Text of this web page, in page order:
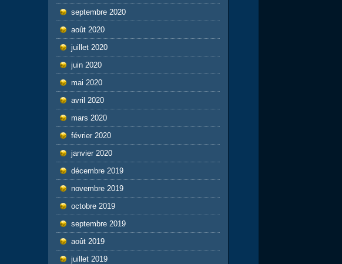
septembre 2020
août 2020
juillet 2020
juin 2020
mai 2020
avril 2020
mars 2020
février 2020
janvier 2020
décembre 2019
novembre 2019
octobre 2019
septembre 2019
août 2019
juillet 2019